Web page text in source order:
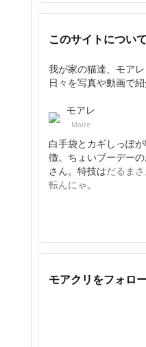
このサイトについて
我が家の猫達、モア
日々を写真や動画で
モアレ
Moire
白手袋とカギしっぽ
徴。ちょいブーデー
さん。特技はだるま
転んにゃ。
モアクリをフォロ